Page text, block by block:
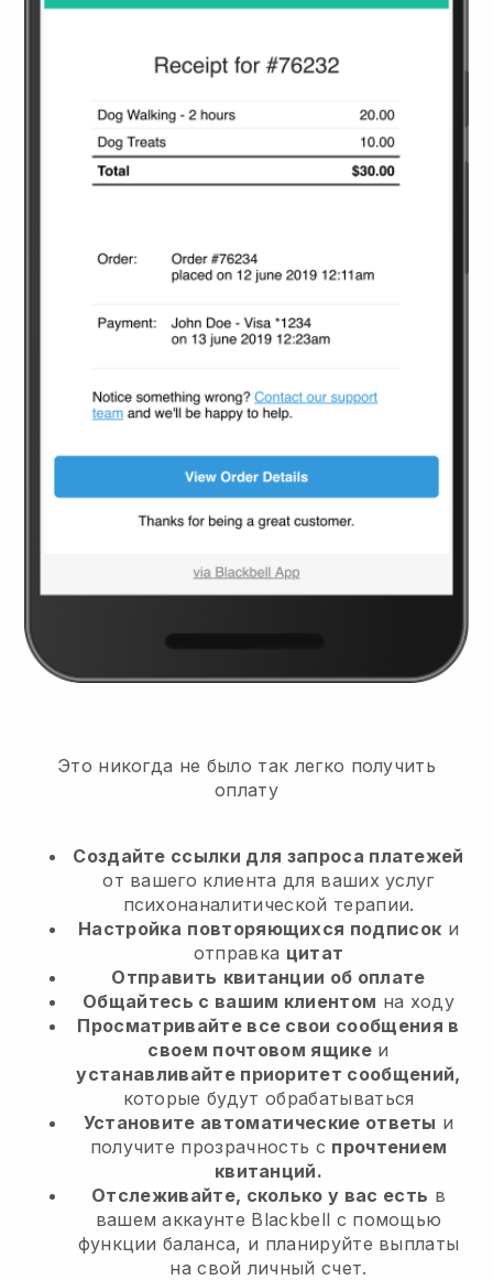
Это никогда не было так легко получить
оплату
Создайте ссылки для запроса платежей
от вашего клиента для ваших услуг
психонаналитической терапии.
Настройка повторяющихся подписок и
отправка цитат
Отправить квитанции об оплате
Общайтесь с вашим клиентом на ходу
Просматривайте все свои сообщения в
своем почтовом ящикеи
устанавливайте приоритет сообщений,
которые будут обрабатываться
Установите автоматические ответы и
получите прозрачность с прочтением
квитанций.
Отслеживайте, сколько у вас есть в
вашем аккаунте Blackbell с помощью
функции баланса, и планируйте выплаты
на свой личный счет.